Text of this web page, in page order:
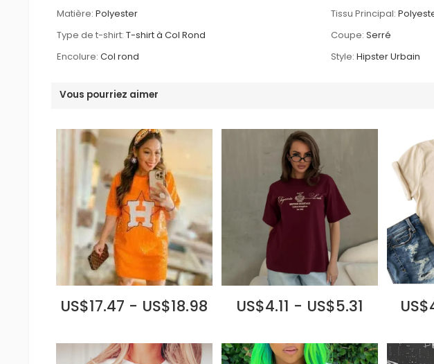
Matière: Polyester Tissu Principal:
Type de t-shirt: T-shirt à Col Rond Coupe: Serré
Encolure: Col rond Style: Hipster Urbain
Vous pourriez aimer
US$17.47 - US$18.98 US$4.11 - US$5.31